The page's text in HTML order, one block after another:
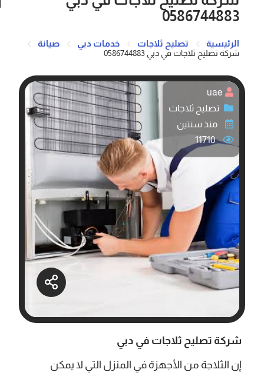
0586744883
الرئيسية تصليح ثلاجات خدمات دبي صيانة
شركة تصليح ثلاجات في دبي 0586744883
uae
تصليح ثلاجات
منذ سنتين
11710
شركة تصليح ثلاجات في دبي
إن الثلاجة من الأجهزة في المنزل التي لا يمكن